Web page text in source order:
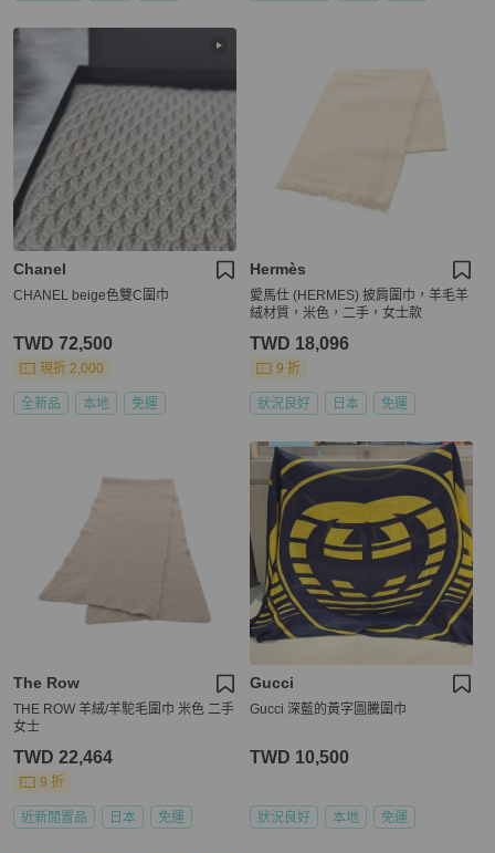
Chanel
CHANEL beige色雙C圍巾
TWD 72,500
現折 2,000
全新品 本地 免運
Hermès
愛馬仕 (HERMES) 披肩圍巾，羊毛羊
絨材質，米色，二手，女士款
TWD 18,096
9 折
狀況良好 日本 免運
The Row
THE ROW 羊絨/羊駝毛圍巾 米色 二手
女士
TWD 22,464
9 折
近新閒置品 日本 免運
Gucci
Gucci 深藍的黃字圖騰圍巾
TWD 10,500
狀況良好 本地 免運